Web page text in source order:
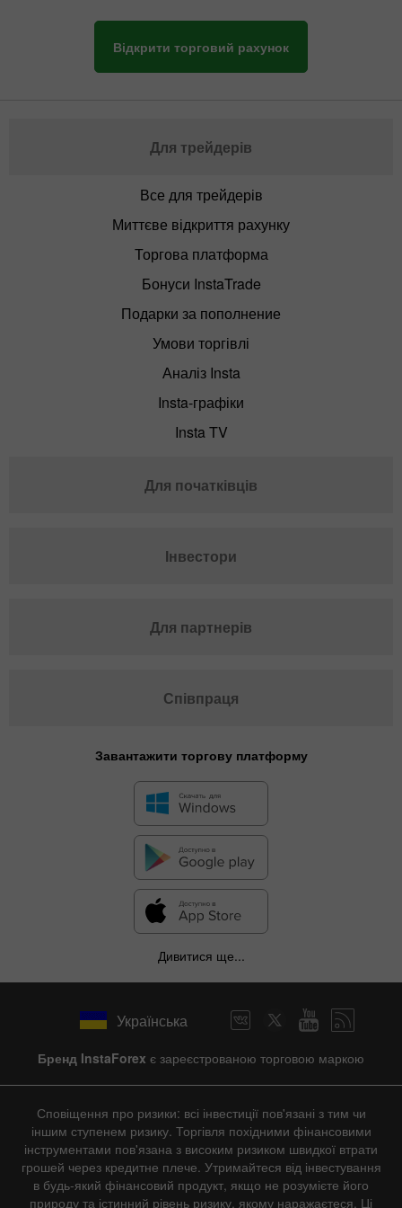
Відкрити торговий рахунок
Для трейдерів
Все для трейдерів
Миттєве відкриття рахунку
Торгова платформа
Бонуси InstaTrade
Подарки за пополнение
Умови торгівлі
Аналіз Insta
Insta-графіки
Insta TV
Для початківців
Інвестори
Для партнерів
Співпраця
Завантажити торгову платформу
Дивитися ще...
Українська
Бренд InstaForex є зареєстрованою торговою маркою
Сповіщення про ризики: всі інвестиції пов'язані з тим чи
іншим ступенем ризику. Торгівля похідними фінансовими
інструментами пов'язана з високим ризиком швидкої втрати
грошей через кредитне плече. Утримайтеся від інвестування
в будь-який фінансовий продукт, якщо не розумієте його
природу та істинний рівень ризику, якому наражаєтеся. Ці